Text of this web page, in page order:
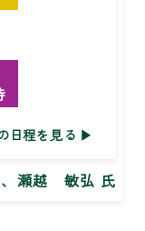
日程を見る
瀬越 敏弘 氏